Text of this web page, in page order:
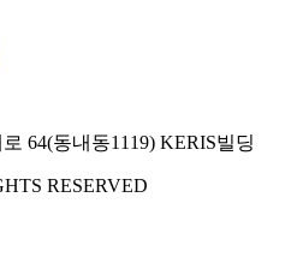
64(동내동1119) KERIS빌딩
RESERVED